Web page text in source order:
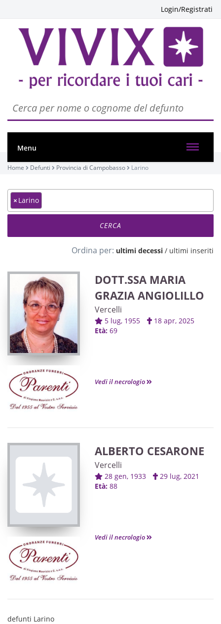
Login/Registrati
Menu
Home Defunti Provincia di Campobasso Larino
× Larino
Ordina per: ultimi decessi / ultimi inseriti
DOTT.SSA MARIA
GRAZIA ANGIOLILLO
Vercelli
5 lug, 1955
18 apr, 2025
Età: 69
Vedi il necrologio
ALBERTO CESARONE
Vercelli
28 gen, 1933
29 lug, 2021
Età: 88
Vedi il necrologio
defunti Larino